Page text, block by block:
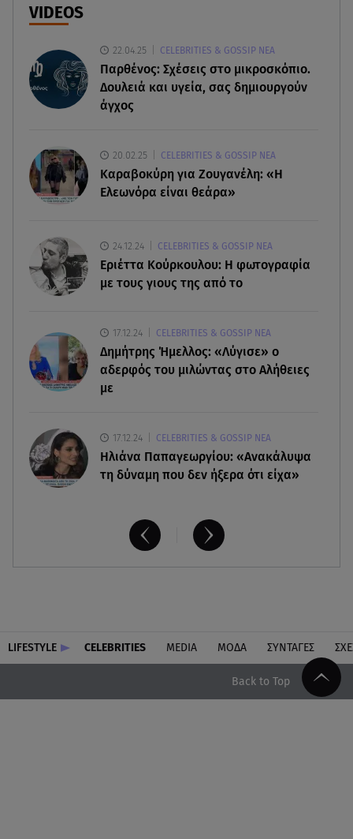
Οι ερωτικές προβλέψεις για την εβδομάδα
10/08/2026 - 16/08/2026
στις διακοπές
09.08.26 , 11:55
Διακοπές στην Κρήτη κάνει ο πρωθυπουργός
09.08.26 , 11:48
Αλεξάνδρα Νίκα: Είναι περήφανη για την αδερφή
της Νταίζη - Η ανάρτηση
Κόσοβο: Βουλευτές πέταξαν αυγά στον
υπηρεσιακό πρωθυπουργό
VIDEOS
22.04.25 CELEBRITIES & GOSSIP ΝΕΑ
Παρθένος: Σχέσεις στο μικροσκόπιο.
Δουλειά και υγεία, σας δημιουργούν
άγχος
20.02.25 CELEBRITIES & GOSSIP ΝΕΑ
Καραβοκύρη για Ζουγανέλη: «Η
Ελεωνόρα είναι θεάρα»
24.12.24 CELEBRITIES & GOSSIP ΝΕΑ
Εριέττα Κούρκουλου: Η φωτογραφία
με τους γιους της από το
17.12.24 CELEBRITIES & GOSSIP ΝΕΑ
Δημήτρης Ήμελλος: «Λύγισε» ο
αδερφός του μιλώντας στο Αλήθειες
με
17.12.24 CELEBRITIES & GOSSIP ΝΕΑ
Ηλιάνα Παπαγεωργίου: «Ανακάλυψα
τη δύναμη που δεν ήξερα ότι είχα»
LIFESTYLE CELEBRITIES MEDIA ΜΟΔΑ ΣΥΝΤΑΓΕΣ
Back to Top